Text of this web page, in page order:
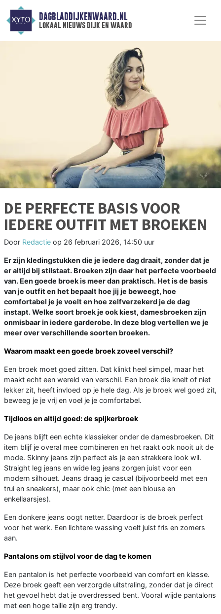
DAGBLADDIJKENWAARD.NL
lokaal nieuws dijk en waard
DE PERFECTE BASIS VOOR
IEDERE OUTFIT MET BROEKEN
Door Redactie op 26 februari 2026, 14:50 uur
Er zijn kledingstukken die je iedere dag draait, zonder dat je
er altijd bij stilstaat. Broeken zijn daar het perfecte voorbeeld
van. Een goede broek is meer dan praktisch. Het is de basis
van je outfit en het bepaalt hoe jij je beweegt, hoe
comfortabel je je voelt en hoe zelfverzekerd je de dag
instapt. Welke soort broek je ook kiest, damesbroeken zijn
onmisbaar in iedere garderobe. In deze blog vertellen we je
meer over verschillende soorten broeken.
Waarom maakt een goede broek zoveel verschil?
Een broek moet goed zitten. Dat klinkt heel simpel, maar het
maakt echt een wereld van verschil. Een broek die knelt of niet
lekker zit, heeft invloed op je hele dag. Als je broek wel goed zit,
beweeg je je vrij en voel je je comfortabel.
Tijdloos en altijd goed: de spijkerbroek
De jeans blijft een echte klassieker onder de damesbroeken. Dit
item blijf je overal mee combineren en het raakt ook nooit uit de
mode. Skinny jeans zijn perfect als je een strakkere look wil.
Straight leg jeans en wide leg jeans zorgen juist voor een
modern silhouet. Jeans draag je casual (bijvoorbeeld met een
trui en sneakers), maar ook chic (met een blouse en
enkellaarsjes).
Een donkere jeans oogt netter. Daardoor is de broek perfect
voor het werk. Een lichtere wassing voelt juist fris en zomers
aan.
Pantalons om stijlvol voor de dag te komen
Een pantalon is het perfecte voorbeeld van comfort en klasse.
Deze broek geeft een verzorgde uitstraling, zonder dat je direct
het gevoel hebt dat je overdressed bent. Vooral wijde pantalons
met een hoge taille zijn erg trendy.